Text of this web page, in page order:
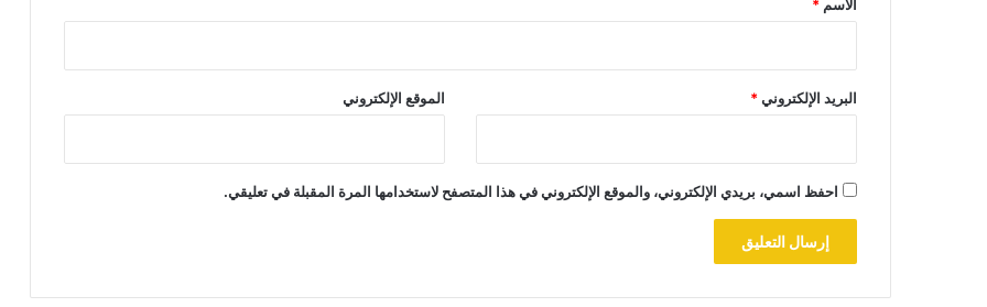
الاسم *
البريد الإلكتروني* الموقع الإلكتروني
احفظ اسمي، بريدي الإلكتروني، والموقع الإلكتروني في هذا المتصفح لاستخدامها المرة المقبلة في تعليقي.